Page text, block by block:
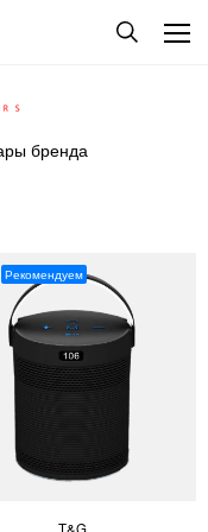
бренда
Рекомендуем